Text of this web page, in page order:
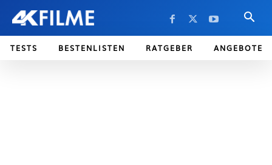
TESTS BESTENLISTEN RATGEBER ANGEBOTE